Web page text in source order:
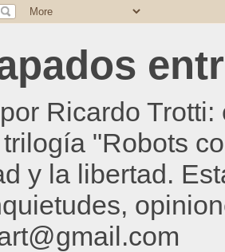
Ricardo
"Robots
y la libertad.